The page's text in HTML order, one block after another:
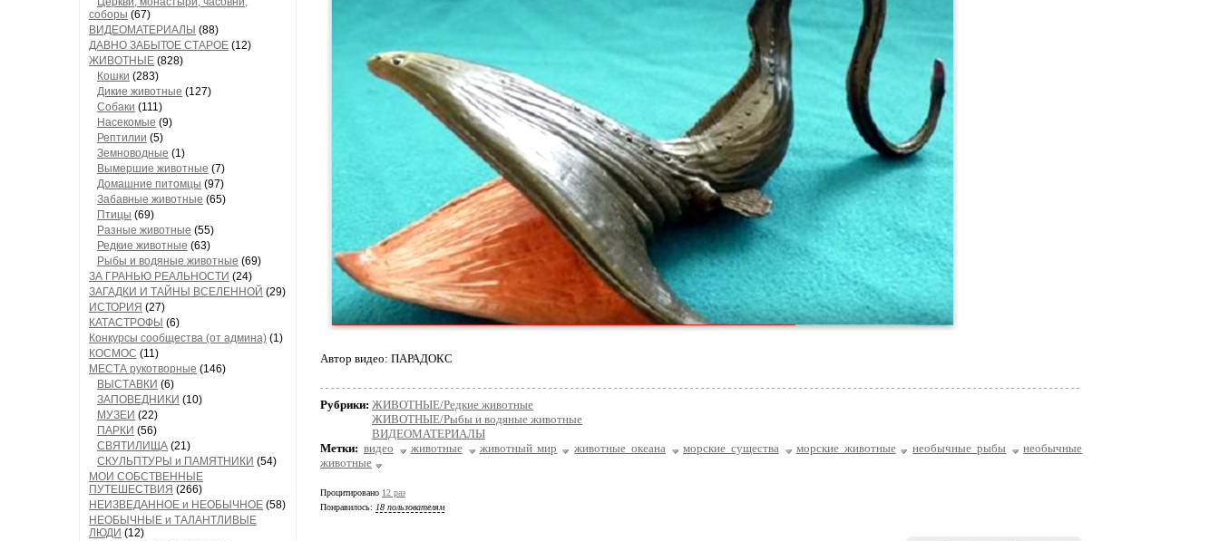
соборы (67)
ВИДЕОМАТЕРИАЛЫ (88)
ДАВНО ЗАБЫТОЕ СТАРОЕ (12)
ЖИВОТНЫЕ (828)
Кошки (283)
Дикие животные (127)
Собаки (111)
Насекомые (9)
Рептилии (5)
Земноводные (1)
Вымершие животные (7)
Домашние питомцы (97)
Забавные животные (65)
Птицы (69)
Разные животные (55)
Редкие животные (63)
Рыбы и водяные животные (69)
ЗА ГРАНЬЮ РЕАЛЬНОСТИ (24)
ЗАГАДКИ И ТАЙНЫ ВСЕЛЕННОЙ (29)
ИСТОРИЯ (27)
КАТАСТРОФЫ (6)
Конкурсы сообщества (от админа) (1)
КОСМОС (11)
МЕСТА рукотворные (146)
ВЫСТАВКИ (6)
ЗАПОВЕДНИКИ (10)
МУЗЕИ (22)
ПАРКИ (56)
СВЯТИЛИЩА (21)
СКУЛЬПТУРЫ и ПАМЯТНИКИ (54)
МОИ СОБСТВЕННЫЕ
ПУТЕШЕСТВИЯ (266)
НЕИЗВЕДАННОЕ и НЕОБЫЧНОЕ (58)
НЕОБЫЧНЫЕ и ТАЛАНТЛИВЫЕ
ЛЮДИ (12)
Автор видео: ПАРАДОКС
Рубрики: ЖИВОТНЫЕ/Редкие животные
ЖИВОТНЫЕ/Рыбы и водяные животные
ВИДЕОМАТЕРИАЛЫ
Метки: видео животные животный мир животные океана морские существа морские животные необычные рыбы
необычные
животные
Процитировано 12 раз
Понравилось: 18 пользователям